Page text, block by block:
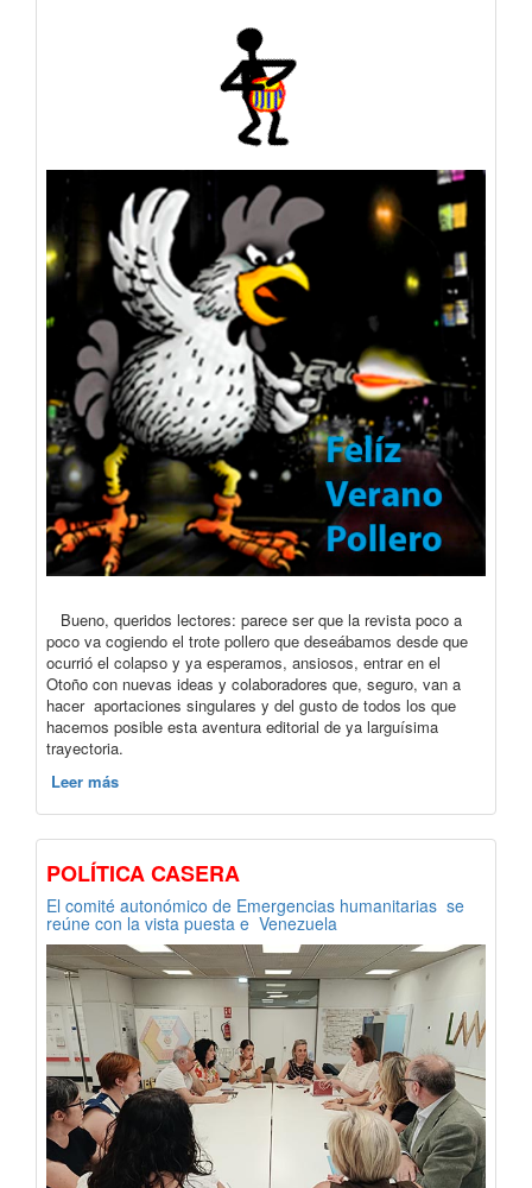
Bueno, queridos lectores: parece ser que la revista poco a
poco va cogiendo el trote pollero que deseábamos desde que
ocurrió el colapso y ya esperamos, ansiosos, entrar en el
Otoño con nuevas ideas y colaboradores que, seguro, van a
hacer aportaciones singulares y del gusto de todos los que
hacemos posible esta aventura editorial de ya larguísima
trayectoria.
Leer más
POLÍTICA CASERA
El comité autonómico de Emergencias humanitarias se
reúne con la vista puesta e Venezuela